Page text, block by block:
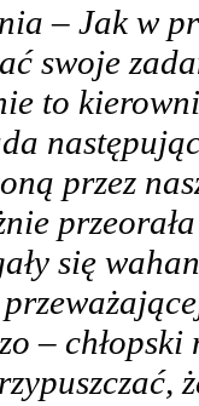
– Jak w
swoje
to
przez
się
– chłopski